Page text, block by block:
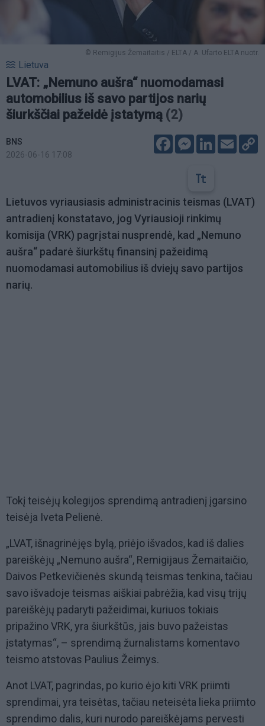
© Remigijus Žemaitaitis / ELTA / A. Ufarto ELTA nuotr.
Lietuva
LVAT: „Nemuno aušra“ nuomodamasi
automobilius iš savo partijos narių
šiurkščiai pažeidė įstatymą (2)
BNS
2026-06-16 17:08
FacebookMessenger
LinkedIn
Email
Lietuvos vyriausiasis administracinis teismas (LVAT)
antradienį konstatavo, jog Vyriausioji rinkimų
komisija (VRK) pagrįstai nusprendė, kad „Nemuno
aušra“ padarė šiurkštų finansinį pažeidimą
nuomodamasi automobilius iš dviejų savo partijos
narių.
Tokį teisėjų kolegijos sprendimą antradienį įgarsino
teisėja Iveta Pelienė.
„LVAT, išnagrinėjęs bylą, priėjo išvados, kad iš dalies
pareiškėjų „Nemuno aušra“, Remigijaus Žemaitaičio,
Daivos Petkevičienės skundą teismas tenkina, tačiau
savo išvadoje teismas aiškiai pabrėžia, kad visų trijų
pareiškėjų padaryti pažeidimai, kuriuos tokiais
pripažino VRK, yra šiurkštūs, jais buvo pažeistas
įstatymas“, – sprendimą žurnalistams komentavo
teismo atstovas Paulius Žeimys.
Anot LVAT, pagrindas, po kurio ėjo kiti VRK priimti
sprendimai, yra teisėtas, tačiau neteisėta lieka priimto
sprendimo dalis, kuri nurodo pareiškėjams pervesti